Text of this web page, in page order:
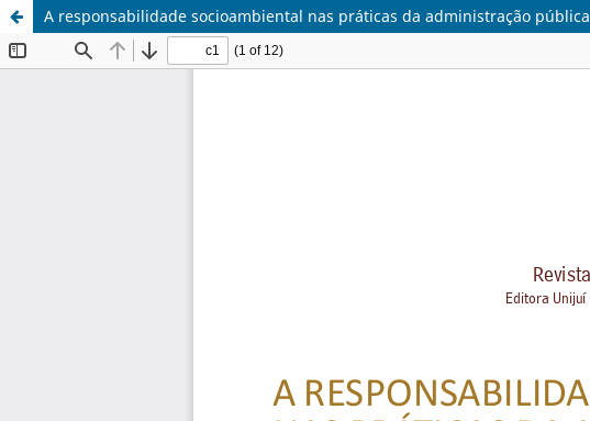
A responsabilidade socioambiental nas práticas da administração pública